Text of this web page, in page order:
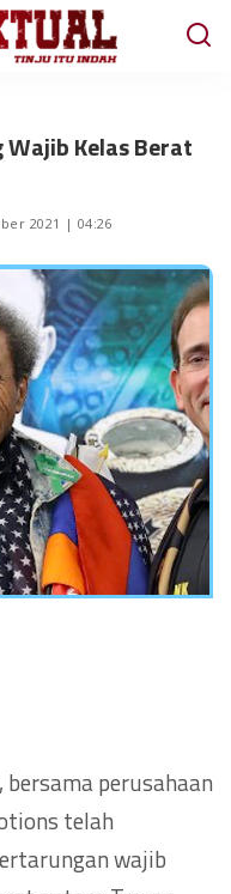
Wajib Kelas Berat
2021 | 04:26
perusahaan
telah
wajib